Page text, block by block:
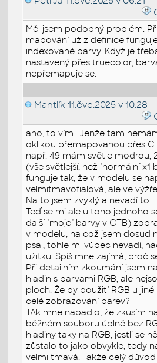
Měl jsem podobný problém.
mapování už z definice
indexované barvy. Když je
nastavený přes truecolor,
nepřemapuje se.
Mantlík 11.čvc.2025 v 10:28
ano, to vím . Jenže tam
oklikou přemapovanou přes
např. 49 mám světle modrou,
(vše světlejší, než "normální x1
funguje tak, že v modelu se
velmitmavofialová, ale ve
Na to jsem zvyklý a nevadí to.
Teď se mi ale u toho jednoho
další "moje" barvy v CTB)
v modelu, na což jsem dosud
psal, tohle mi vůbec nevadí,
užitku. Spíš mne zajímá, proč
Při detailním zkoumání jsem
hladin s barvami RGB, ale
ploch. Že by použití RGB u
celé zobrazování barev?
TAk mne napadlo, že zkusím
běžném souboru úplně bez
hladiny taky na RGB, jestli se
zůstalo to jako obvykle, tedy
velmi tmavá. Takže celý